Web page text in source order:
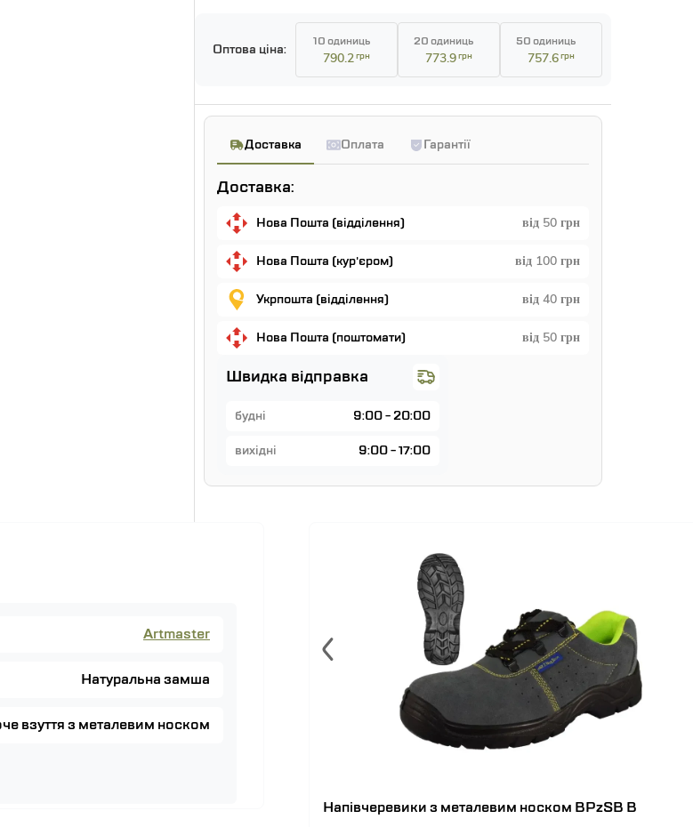
Оптова ціна: 10 одиниць
790.2грн
20 одиниць
773.9грн
50 одиниць
757.6грн
Доставка Оплата Гарантії
Доставка:
Нова Пошта (відділення) від 50 грн
Нова Пошта (кур'єром) від 100 грн
Укрпошта (відділення) від 40 грн
Нова Пошта (поштомати) від 50 грн
Швидка відправка
будні 9:00 - 20:00
вихідні 9:00 - 17:00
Artmaster
Натуральна замша
взуття з металевим носком
Напівчеревики з металевим носком BPzSB B